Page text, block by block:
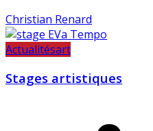
Christian Renard
Actualitésart
Stages artistiques